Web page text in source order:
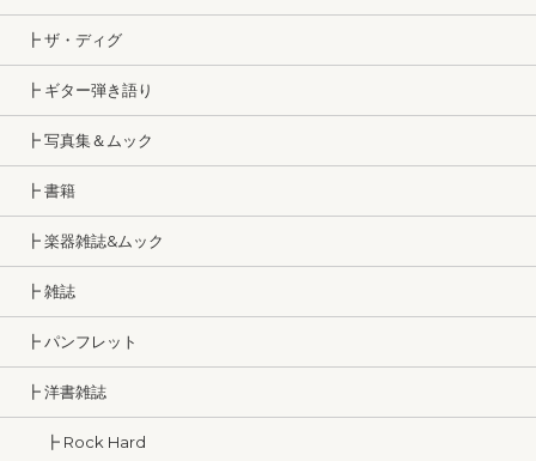
┣ ザ・ディグ
┣ ギター弾き語り
┣ 写真集＆ムック
┣ 書籍
┣ 楽器雑誌&ムック
┣ 雑誌
┣ パンフレット
┣ 洋書雑誌
┣ Rock Hard